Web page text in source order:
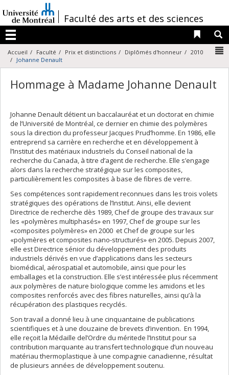
au
contenu
/Faculté des arts et des sciences
Menu
Liens
Accueil Faculté Prix et distinctions Diplômés d'honneur
2010
Johanne Denault
Hommage à Madame Johanne Denault
Johanne Denault détient un baccalauréat et un doctorat en chimie
de l’Université de Montréal, ce dernier en chimie des polymères
sous la direction du professeur Jacques Prud’homme. En 1986, elle
entreprend sa carrière en recherche et en développement à
l’Institut des matériaux industriels du Conseil national de la
recherche du Canada, à titre d’agent de recherche. Elle s’engage
alors dans la recherche stratégique sur les composites,
particulièrement les composites à base de fibres de verre.
Ses compétences sont rapidement reconnues dans les trois volets
stratégiques des opérations de l’Institut. Ainsi, elle devient
Directrice de recherche dès 1989, Chef de groupe des travaux sur
les «polymères multiphasés» en 1997, Chef de groupe sur les
«composites polymères» en 2000 et Chef de groupe sur les
«polymères et composites nano-structurés» en 2005. Depuis 2007,
elle est Directrice sénior du développement des produits
industriels dérivés en vue d’applications dans les secteurs
biomédical, aérospatial et automobile, ainsi que pour les
emballages et la construction. Elle s’est intéressée plus récemment
aux polymères de nature biologique comme les amidons et les
composites renforcés avec des fibres naturelles, ainsi qu’à la
récupération des plastiques recyclés.
Son travail a donné lieu à une cinquantaine de publications
scientifiques et à une douzaine de brevets d’invention. En 1994,
elle reçoit la Médaille del’Ordre du méritede l’Institut pour sa
contribution marquante au transfert technologique d’un nouveau
matériau thermoplastique à une compagnie canadienne, résultat
de plusieurs années de développement soutenu.